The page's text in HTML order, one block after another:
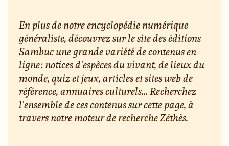
En plus de notre encyclopédie numérique
généraliste, découvrez sur le site des éditions
Sambuc une grande variété de contenus en
ligne : notices d'espèces du vivant, de lieux du
monde, quiz et jeux, articles et sites web de
référence, annuaires culturels... Recherchez
l'ensemble de ces contenus sur cette page, à
travers notre moteur de recherche Zéthès.